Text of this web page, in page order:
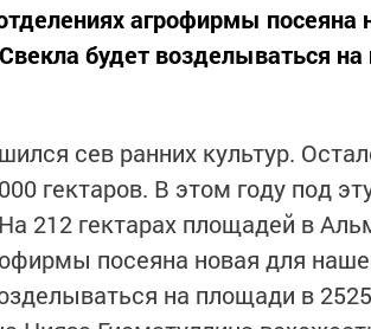
агрофирмы посеяна
будет возделываться
сев ранних культур.
гектаров. В этом году под
На 212 гектарах площадей в
посеяна новая для
на площади в